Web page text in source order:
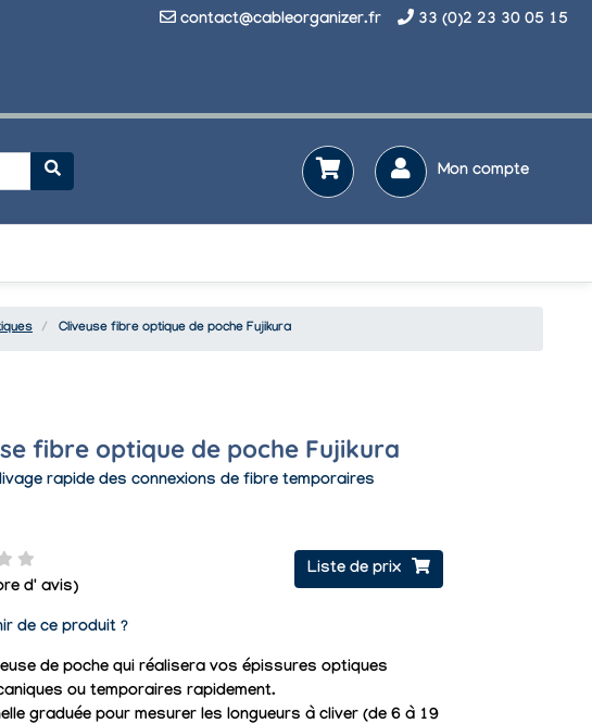
contact@cableorganizer.fr 33 (0)2 23 30 05 15
Mon compte
Cliveuse fibre optique de poche Fujikura
fibre optique de poche Fujikura
rapide des connexions de fibre temporaires
d' avis)
Liste de prix
de ce produit ?
de poche qui réalisera vos épissures optiques
ou temporaires rapidement.
graduée pour mesurer les longueurs à cliver (de 6 à 19